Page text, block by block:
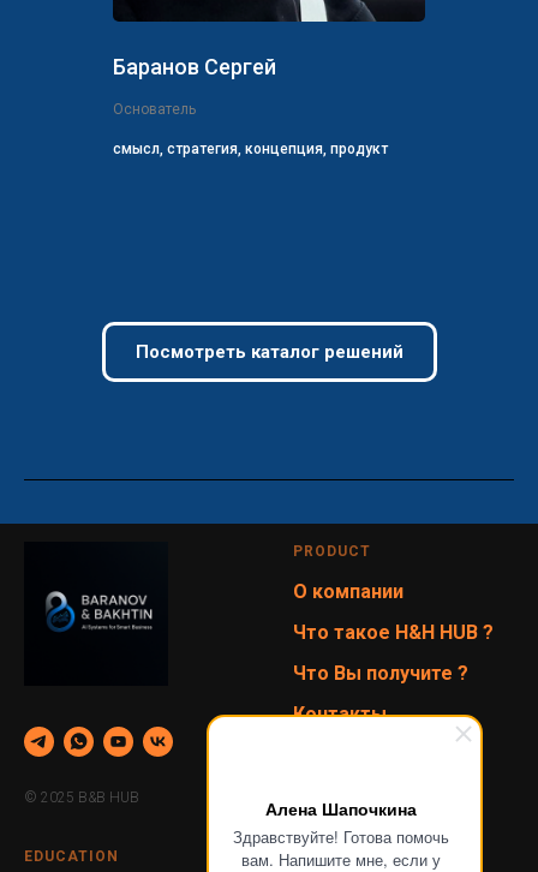
Алена Шапочкина
Здравствуйте! Готова помочь
вам. Напишите мне, если у
Баранов Сергей
Основатель
смысл, стратегия, концепция, продукт
Посмотреть каталог решений
© 2025 B&B HUB
PRODUCT
О компании
Что такое H&H HUB ?
Что Вы получите ?
Контакты
EDUCATION ПОМОЩЬ